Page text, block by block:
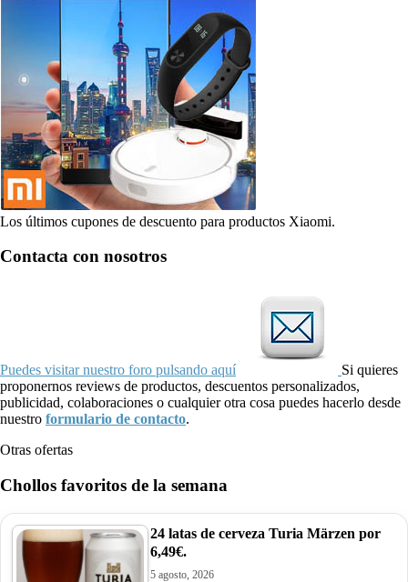
Los últimos cupones de descuento para productos Xiaomi.
Contacta con nosotros
Puedes visitar nuestro foro pulsando aquí
Si quieres
proponernos reviews de productos, descuentos personalizados,
publicidad, colaboraciones o cualquier otra cosa puedes hacerlo desde
nuestro formulario de contacto.
Otras ofertas
Chollos favoritos de la semana
24 latas de cerveza Turia Märzen por
6,49€.
5 agosto, 2026